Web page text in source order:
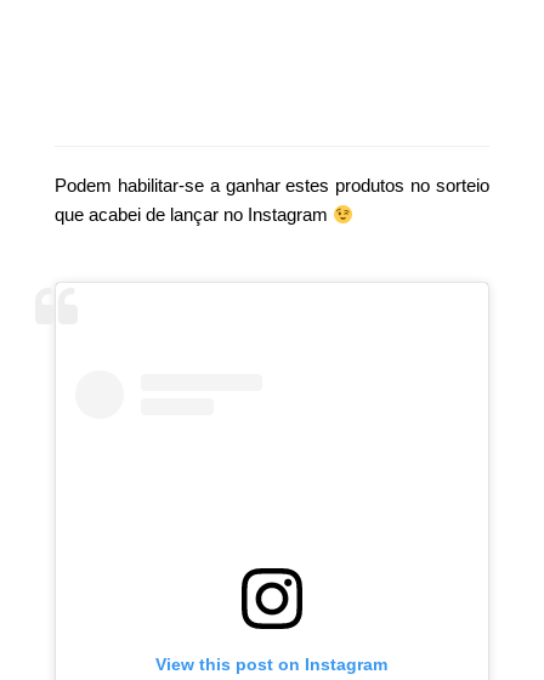
Podem habilitar-se a ganhar estes produtos no sorteio
que acabei de lançar no Instagram
View this post on Instagram